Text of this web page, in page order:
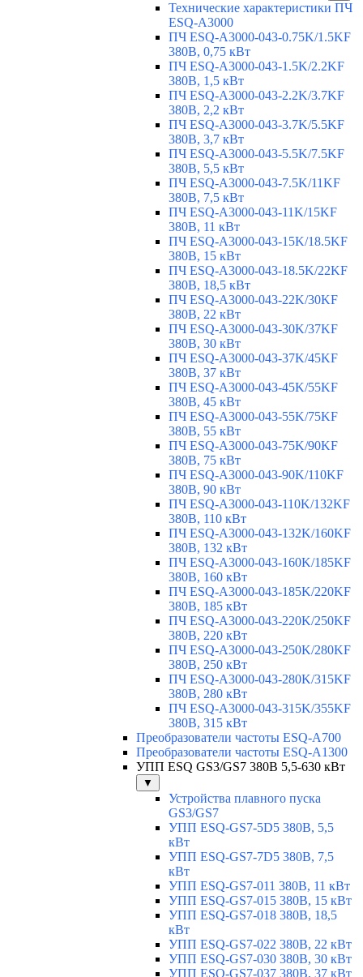
Технические характеристики ПЧ
ESQ-A3000
ПЧ ESQ-A3000-043-0.75K/1.5KF
380В, 0,75 кВт
ПЧ ESQ-A3000-043-1.5K/2.2KF
380В, 1,5 кВт
ПЧ ESQ-A3000-043-2.2K/3.7KF
380В, 2,2 кВт
ПЧ ESQ-A3000-043-3.7K/5.5KF
380В, 3,7 кВт
ПЧ ESQ-A3000-043-5.5K/7.5KF
380В, 5,5 кВт
ПЧ ESQ-A3000-043-7.5K/11KF
380В, 7,5 кВт
ПЧ ESQ-A3000-043-11K/15KF
380В, 11 кВт
ПЧ ESQ-A3000-043-15K/18.5KF
380В, 15 кВт
ПЧ ESQ-A3000-043-18.5K/22KF
380В, 18,5 кВт
ПЧ ESQ-A3000-043-22K/30KF
380В, 22 кВт
ПЧ ESQ-A3000-043-30K/37KF
380В, 30 кВт
ПЧ ESQ-A3000-043-37K/45KF
380В, 37 кВт
ПЧ ESQ-A3000-043-45K/55KF
380В, 45 кВт
ПЧ ESQ-A3000-043-55K/75KF
380В, 55 кВт
ПЧ ESQ-A3000-043-75K/90KF
380В, 75 кВт
ПЧ ESQ-A3000-043-90K/110KF
380В, 90 кВт
ПЧ ESQ-A3000-043-110K/132KF
380В, 110 кВт
ПЧ ESQ-A3000-043-132K/160KF
380В, 132 кВт
ПЧ ESQ-A3000-043-160K/185KF
380В, 160 кВт
ПЧ ESQ-A3000-043-185K/220KF
380В, 185 кВт
ПЧ ESQ-A3000-043-220K/250KF
380В, 220 кВт
ПЧ ESQ-A3000-043-250K/280KF
380В, 250 кВт
ПЧ ESQ-A3000-043-280K/315KF
380В, 280 кВт
ПЧ ESQ-A3000-043-315K/355KF
380В, 315 кВт
Преобразователи частоты ESQ-A700
Преобразователи частоты ESQ-A1300
УПП ESQ GS3/GS7 380В 5,5-630 кВт
▼
Устройства плавного пуска
GS3/GS7
УПП ESQ-GS7-5D5 380В, 5,5
кВт
УПП ESQ-GS7-7D5 380В, 7,5
кВт
УПП ESQ-GS7-011 380В, 11 кВт
УПП ESQ-GS7-015 380В, 15 кВт
УПП ESQ-GS7-018 380В, 18,5
кВт
УПП ESQ-GS7-022 380В, 22 кВт
УПП ESQ-GS7-030 380В, 30 кВт
УПП ESQ-GS7-037 380В, 37 кВт